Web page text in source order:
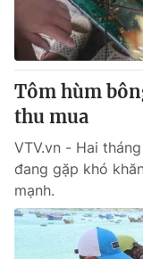
Thế giới đó đây
Câu chuyện quốc
Tài chính
Thị trường
Góc doanh nghiệp
Dữ liệu và đời
Truyền hình
Hậu trường
Nhân vật
Giải trí
Điện ảnh
Âm nhạc
Đời sống
Du lịch
Giáo dục
Tôm hùm
thu mua
VTV.vn - Hai
đang gặp khó
mạnh.